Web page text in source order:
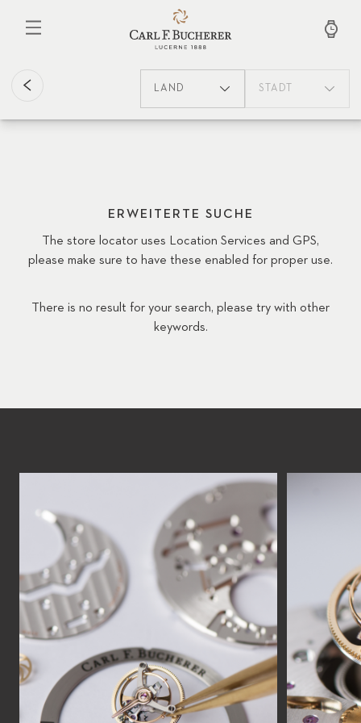
LAND STADT
ERWEITERTE SUCHE
The store locator uses Location Services and GPS,
please make sure to have these enabled for proper use.
There is no result for your search, please try with other
keywords.